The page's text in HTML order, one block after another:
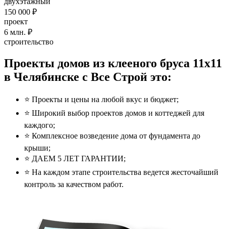
150 000 ₽
проект
6 млн. ₽
строительство
Проекты домов из клееного бруса 11x11
в Челябинске с Все Строй это:
⭐️ Проекты и цены на любой вкус и бюджет;
⭐️ Широкий выбор проектов домов и коттеджей для
каждого;
⭐️ Комплексное возведение дома от фундамента до
крыши;
⭐️ ДАЕМ 5 ЛЕТ ГАРАНТИИ;
⭐️ На каждом этапе строительства ведется жесточайший
контроль за качеством работ.